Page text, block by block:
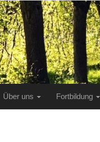
Über uns Fortbildung